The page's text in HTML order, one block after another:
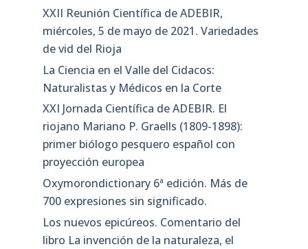
XXII Reunión Científica de ADEBIR,
miércoles, 5 de mayo de 2021. Variedades
de vid del Rioja
La Ciencia en el Valle del Cidacos:
Naturalistas y Médicos en la Corte
XXI Jornada Científica de ADEBIR. El
riojano Mariano P. Graells (1809-1898):
primer biólogo pesquero español con
proyección europea
Oxymorondictionary 6ª edición. Más de
700 expresiones sin significado.
Los nuevos epicúreos. Comentario del
libro La invención de la naturaleza, el